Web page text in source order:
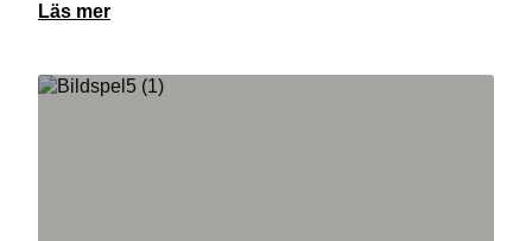
Läs mer